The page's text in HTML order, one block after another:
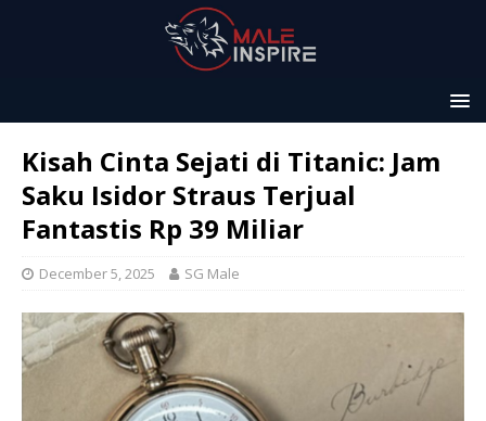
Kisah Cinta Sejati di Titanic: Jam
Saku Isidor Straus Terjual
Fantastis Rp 39 Miliar
December 5, 2025 SG Male